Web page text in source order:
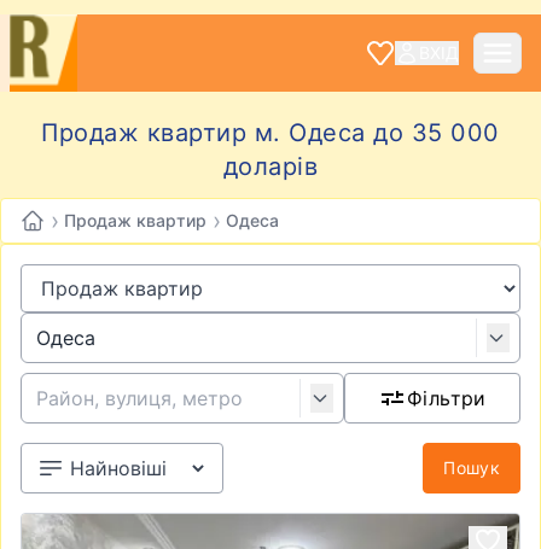
Продаж квартир м. Одеса до 35 000
доларів
› Продаж квартир › Одеса
Фільтри
Пошук